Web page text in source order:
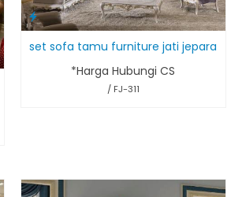
set sofa tamu furniture jati jepara
*Harga Hubungi CS
/ FJ-311